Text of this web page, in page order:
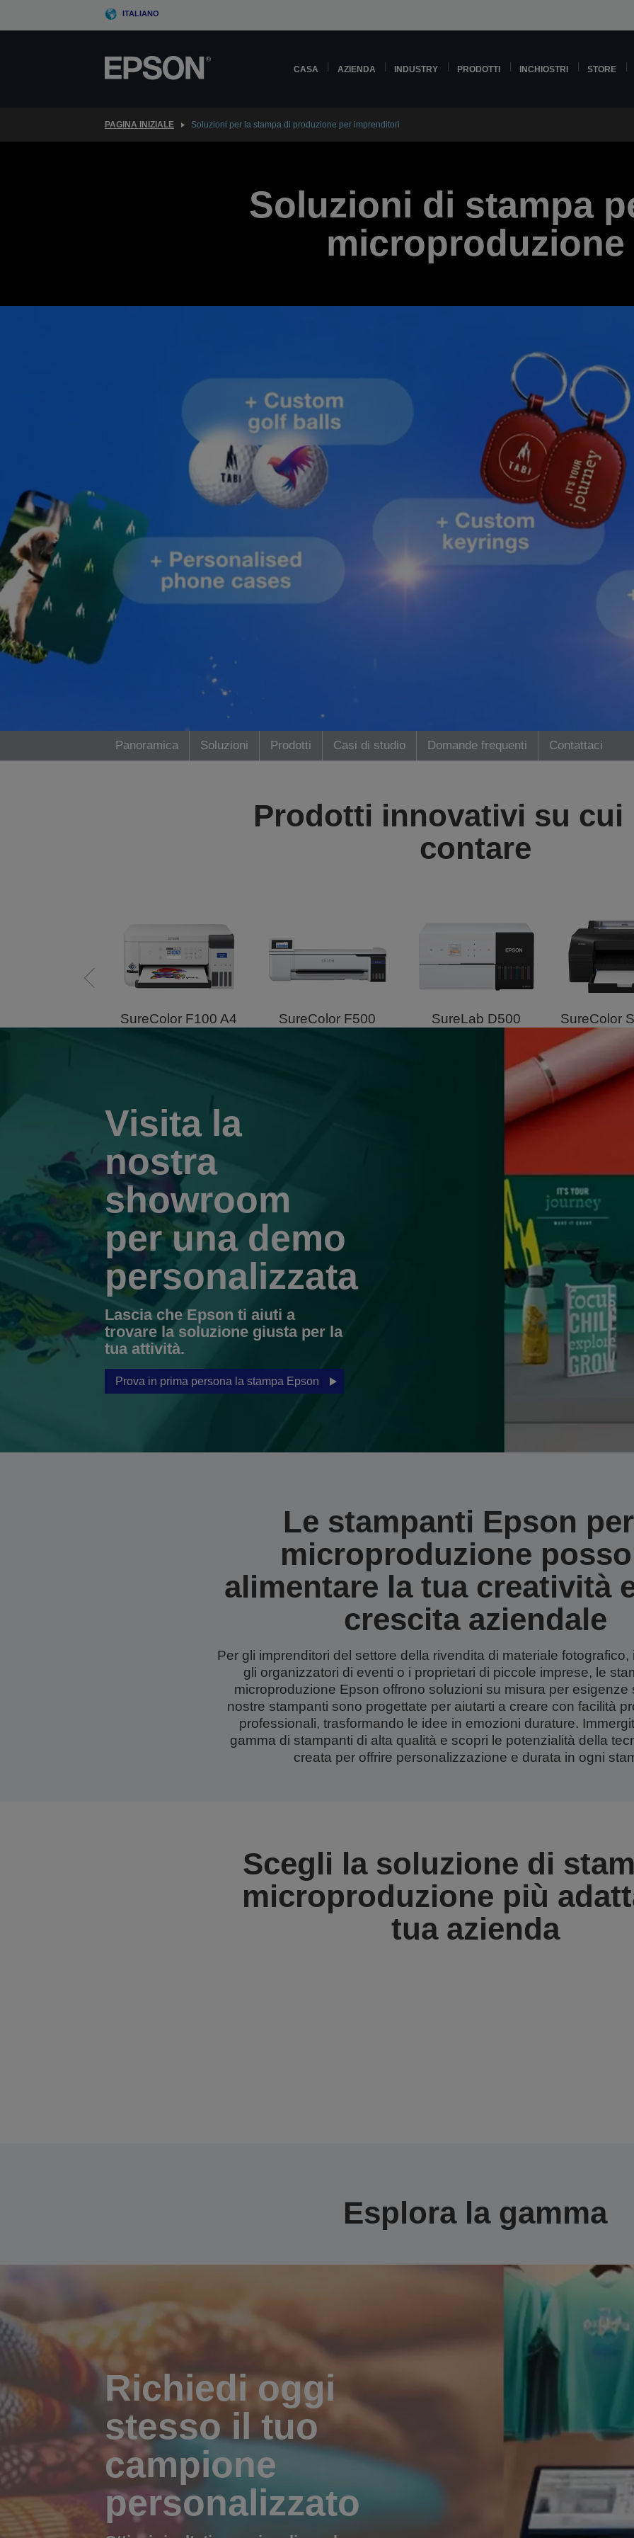
ITALIANO
CASA AZIENDA INDUSTRY PRODOTTI INCHIOSTRI STORE
PAGINA INIZIALE Soluzioni per la stampa di produzione per imprenditori
Soluzioni di stampa
microproduzione
Panoramica Soluzioni Prodotti Casi di studio Domande frequenti Contattaci
Prodotti innovativi su cui
contare
SureColor F100 A4 SureColor F500 SureLab D500 SureColor
Visita la
nostra
showroom
per una demo
personalizzata
Lascia che Epson ti aiuti a
trovare la soluzione giusta per la
tua attività.
Prova in prima persona la stampa Epson
Le stampanti Epson
microproduzione
alimentare la tua creatività
crescita aziendale
Per gli imprenditori del settore della rivendita di materiale fotografico,
gli organizzatori di eventi o i proprietari di piccole imprese, le
microproduzione Epson offrono soluzioni su misura per esigenze
nostre stampanti sono progettate per aiutarti a creare con facilità
professionali, trasformando le idee in emozioni durature.
gamma di stampanti di alta qualità e scopri le potenzialità della
creata per offrire personalizzazione e durata in ogni
Scegli la soluzione di
microproduzione più
tua azienda
Esplora la gamma
Richiedi oggi
stesso il tuo
campione
personalizzato